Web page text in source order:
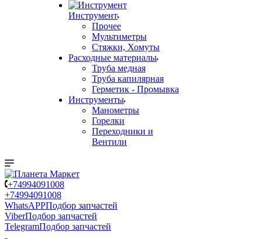
Инструмент
Прочее
Мультиметры
Стяжки, Хомуты
Расходные материалы
Труба медная
Труба капилярная
Герметик - Промывка
Инструменты
Манометры
Горелки
Переходники и
Вентили
+74994091008
+74994091008
WhatsAPPПодбор запчастей
ViberПодбор запчастей
TelegramПодбор запчастей